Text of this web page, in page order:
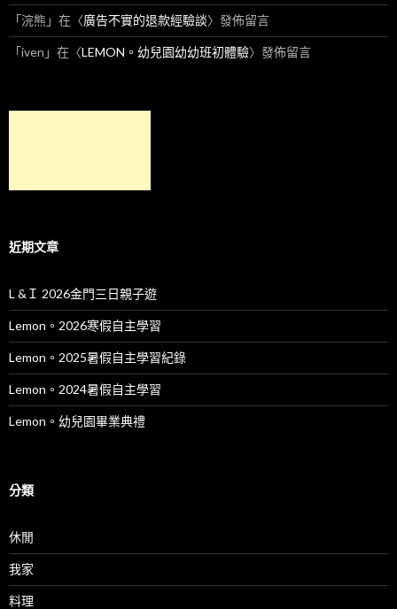
「浣熊 」在〈廣告不實的退款經驗談〉發佈留言
「iven 」在〈LEMON。幼兒園幼幼班初體驗〉發佈留言
近期文章
L &Ｉ 2026金門三日親子遊
Lemon。2026寒假自主學習
Lemon。2025暑假自主學習紀錄
Lemon。2024暑假自主學習
Lemon。幼兒園畢業典禮
分類
休閒
我家
料理